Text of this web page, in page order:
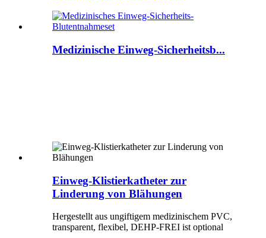
Medizinische Einweg-Sicherheitsb...
Einweg-Klistierkatheter zur
Linderung von Blähungen
Hergestellt aus ungiftigem medizinischem PVC,
transparent, flexibel, DEHP-FREI ist optional